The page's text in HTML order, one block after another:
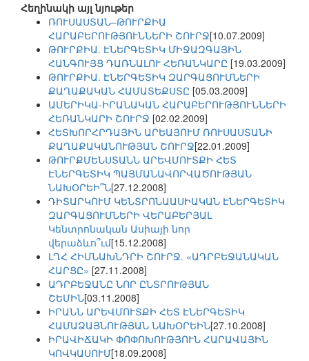
Հեղինակի այլ նյութեր
ՌՈՒՍԱՍՏԱՆ–ԹՈՒՐՔԻԱ
ՀԱՐԱԲԵՐՈՒԹՅՈՒՆՆԵՐԻ ՇՈՒՐՋ[10.07.2009]
ԹՈՒՐՔԻԱ. ԷՆԵՐԳԵՏԻԿ ՄԻՋԱԶԳԱՅԻՆ
ՀԱՆԳՈՒՅՑ ԴԱՌՆԱԼՈՒ ՀԵՌԱՆԿԱՐԸ [19.03.2009]
ԹՈՒՐՔԻԱ. ԷՆԵՐԳԵՏԻԿ ԶԱՐԳԱՑՈՒՄՆԵՐԻ
ՔԱՂԱՔԱԿԱՆ ՀԱՄԱՏԵՔՍՏԸ [05.03.2009]
ԱՄԵՐԻԿԱ-ԻՐԱՆԱԿԱՆ ՀԱՐԱԲԵՐՈՒԹՅՈՒՆՆԵՐԻ
ՀԵՌԱՆԿԱՐԻ ՇՈՒՐՋ [02.02.2009]
ՀԵՏԽՈՐՀՐԴԱՅԻՆ ԱՐԵԱՅՈՒՄ ՌՈՒՍԱՍՏԱՆԻ
ՔԱՂԱՔԱԿԱՆՈՒԹՅԱՆ ՇՈՒՐՋ[22.01.2009]
ԹՈՒՐՔՄԵՆՍՏԱՆՆ ԱՐԵՎՄՈՒՏՔԻ ՀԵՏ
ԷՆԵՐԳԵՏԻԿ ՊԱՅՄԱՆԱՎՈՐՎԱԾՈՒԹՅԱՆ
ՆԱԽՕՐԵԻ՞Ն[27.12.2008]
ԴԻՏԱՐԿՈՒՄ ԿԵՆՏՐՈՆԱԱՍԻԱԿԱՆ ԷՆԵՐԳԵՏԻԿ
ԶԱՐԳԱՑՈՒՄՆԵՐԻ ՎԵՐԱԲԵՐՅԱԼ
Կենտրոնական Ասիայի նոր
վերաձևո՞ւմ[15.12.2008]
ԼՂՀ ՀԻՄՆԱԽՆԴՐԻ ՇՈՒՐՋ. «ԱԴՐԲԵՋԱՆԱԿԱՆ
ՀԱՐՑԸ» [27.11.2008]
ԱԴՐԲԵՋԱՆԸ ՆՈՐ ԸՆՏՐՈՒԹՅԱՆ
ՇԵՄԻՆ[03.11.2008]
ԻՐԱՆՆ ԱՐԵՎՄՈՒՏՔԻ ՀԵՏ ԷՆԵՐԳԵՏԻԿ
ՀԱՄԱՁԱՅՆՈՒԹՅԱՆ ՆԱԽՕՐԵԻՆ[27.10.2008]
ԻՐԱՎԻՃԱԿԻ ՓՈՓՈԽՈՒԹՅՈՒՆ ՀԱՐԱՎԱՅԻՆ
ԿՈՎԿԱՍՈՒՄ[18.09.2008]